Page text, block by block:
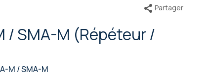
/ SMA-M (Répéteur /
M / SMA-M
Partager